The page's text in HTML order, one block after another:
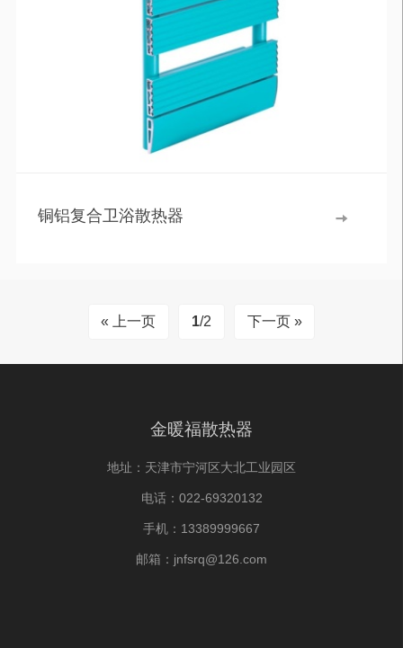
铜铝复合卫浴散热器 
« 上一页 1/2 下一页 »
金暖福散热器
地址：天津市宁河区大北工业园区
电话：022-69320132
手机：13389999667
邮箱：jnfsrq@126.com